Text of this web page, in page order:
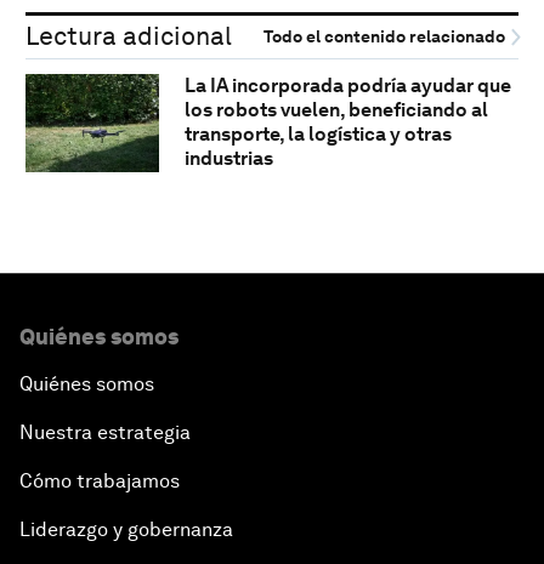
Lectura adicional Todo el contenido relacionado
La IA incorporada podría ayudar que
los robots vuelen, beneficiando al
transporte, la logística y otras
industrias
Quiénes somos
Quiénes somos
Nuestra estrategia
Cómo trabajamos
Liderazgo y gobernanza